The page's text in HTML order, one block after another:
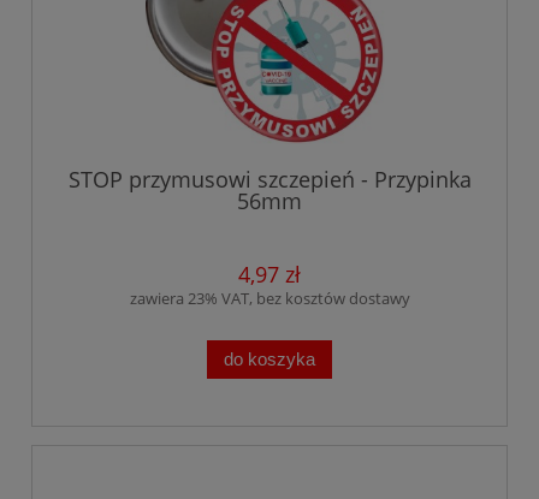
STOP przymusowi szczepień - Przypinka
56mm
4,97 zł
zawiera 23% VAT, bez kosztów dostawy
do koszyka